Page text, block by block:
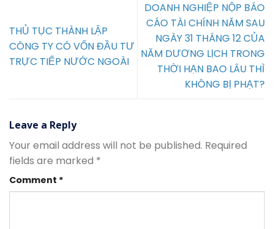
THỦ TỤC THÀNH LẬP
CÔNG TY CÓ VỐN ĐẦU TƯ
TRỰC TIẾP NƯỚC NGOÀI
DOANH NGHIỆP NỘP BÁO
CÁO TÀI CHÍNH NĂM SAU
NGÀY 31 THÁNG 12 CỦA
NĂM DƯƠNG LỊCH TRONG
THỜI HẠN BAO LÂU THÌ
KHÔNG BỊ PHẠT?
Leave a Reply
Your email address will not be published. Required
fields are marked *
Comment *